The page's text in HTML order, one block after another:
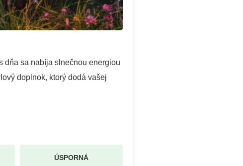
dňa sa nabíja slnečnou energiou
doplnok, ktorý dodá vašej
ÚSPORNÁ